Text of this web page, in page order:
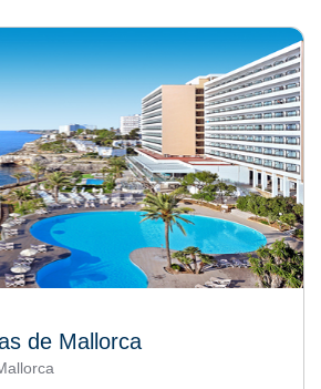
de Mallorca